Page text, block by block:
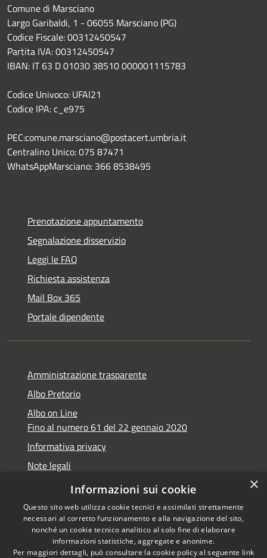
Comune di Marsciano
Largo Garibaldi, 1 - 06055 Marsciano (PG)
Codice Fiscale: 00312450547
Partita IVA: 00312450547
IBAN: IT 63 D 01030 38510 000001115783
Codice Univoco: UFAI21
Codice IPA: c_e975
PEC:comune.marsciano@postacert.umbria.it
Centralino Unico: 075 87471
WhatsAppMarsciano: 366 8538495
Prenotazione appuntamento
Segnalazione disservizio
Leggi le FAQ
Richiesta assistenza
Mail Box 365
Portale dipendente
Amministrazione trasparente
Albo Pretorio
Albo on Line
Fino al numero 61 del 22 gennaio 2020
Informativa privacy
Note legali
Dichiarazione di accessibilità
Copyright © 2026 • Comune di
×
Informazioni sui cookie
Questo sito web utilizza cookie tecnici e assimilati strettamente
necessari al corretto funzionamento e alla navigazione del sito,
nonché un cookie tecnico analitico al solo fine di elaborare
informazioni statistiche, aggregate e anonime.
Per maggiori dettagli, può consultare la cookie policy al seguente link